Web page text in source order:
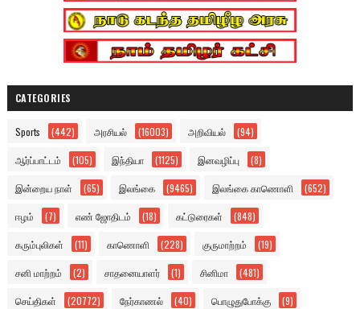
CATEGORIES
Sports (442) அரசியல் (16003) அறிவியல் (94)
ஆர்ப்பாட்டம் (105) இந்தியா (1125) இனவழிப்பு (8)
இன்றைய நாள் (65) இலங்கை (9465) இலங்கை காணொளி (652)
ஈழம் (7) எண் ஜோதிடம் (18) கட்டுரைகள் (848)
கரும்புலிகள் (11) காணொளி (228) குருமாற்றம் (19)
சனி மாற்றம் (2) சாதனையாளர் (1) சினிமா (481)
செய்திகள் (20772) நேர்காணல் (40) பொழுதுபோக்கு (9)